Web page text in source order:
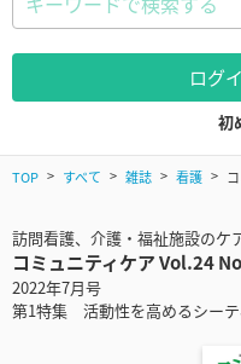
ログ
初
TOP すべて 雑誌 看護
訪問看護、介護・福祉施設のケ
コミュニティケア Vol.24
2022年7月号
第1特集 活動性を高めるシー